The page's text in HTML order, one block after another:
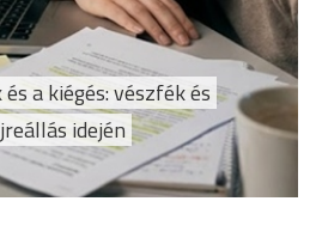
a kiégés: vészfék és
idején